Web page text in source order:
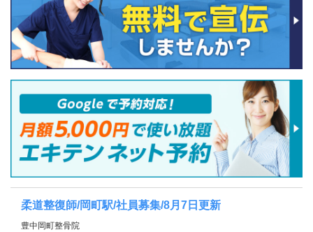
柔道整復師/岡町駅/社員募集/8月7日更新
豊中岡町整骨院